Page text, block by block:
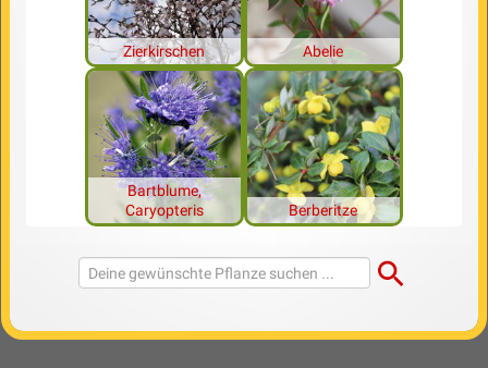
Zierkirschen Abelie
Bartblume,
Caryopteris
Berberitze